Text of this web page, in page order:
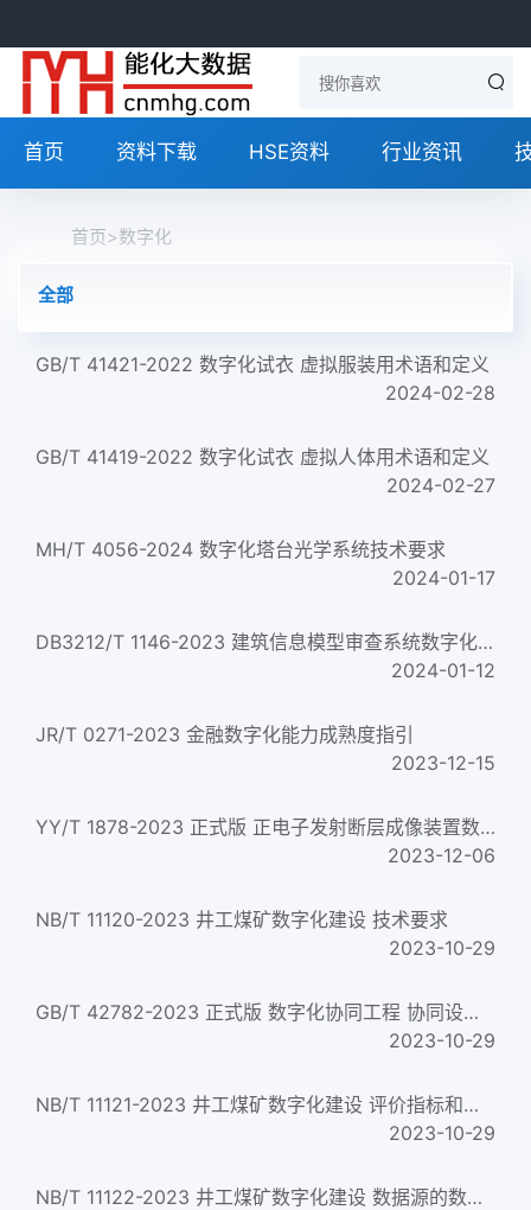
首页 资料下载 HSE资料 行业资讯
首页>数字化
全部
GB/T 41421-2022 数字化试衣 虚拟服装用术语和定义
2024-02-28
GB/T 41419-2022 数字化试衣 虚拟人体用术语和定义
2024-02-27
MH/T 4056-2024 数字化塔台光学系统技术要求
2024-01-17
DB3212/T 1146-2023 建筑信息模型审查系统数字化交付数据规范
2024-01-12
JR/T 0271-2023 金融数字化能力成熟度指引
2023-12-15
YY/T 1878-2023 正式版 正电子发射断层成像装置数字化技术要求
2023-12-06
NB/T 11120-2023 井工煤矿数字化建设 技术要求
2023-10-29
GB/T 42782-2023 正式版 数字化协同工程 协同设计要求
2023-10-29
NB/T 11121-2023 井工煤矿数字化建设 评价指标和评价方法
2023-10-29
NB/T 11122-2023 井工煤矿数字化建设 数据源的数据格式规范